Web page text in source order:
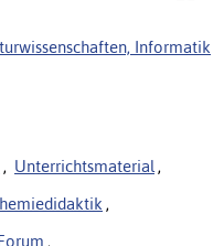
Informatik
, Unterrichtsmaterial ,
,
,